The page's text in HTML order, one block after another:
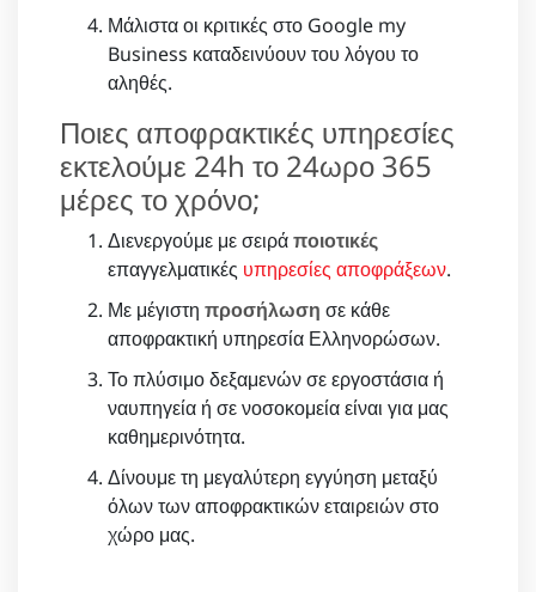
Μάλιστα οι κριτικές στο Google my
Business καταδεινύουν του λόγου το
αληθές.
Ποιες αποφρακτικές υπηρεσίες
εκτελούμε 24h το 24ωρο 365
μέρες το χρόνο;
Διενεργούμε με σειράποιοτικές
επαγγελματικές υπηρεσίες αποφράξεων.
Με μέγιστη προσήλωση σε κάθε
αποφρακτική υπηρεσία Ελληνορώσων.
Το πλύσιμο δεξαμενών σε εργοστάσια ή
ναυπηγεία ή σε νοσοκομεία είναι για μας
καθημερινότητα.
Δίνουμε τη μεγαλύτερη εγγύηση μεταξύ
όλων των αποφρακτικών εταιρειών στο
χώρο μας.